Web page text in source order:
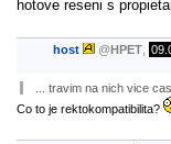
hotove reseni s
host @HPET
... travim na nich vice
Co to je rektokompatibilita?